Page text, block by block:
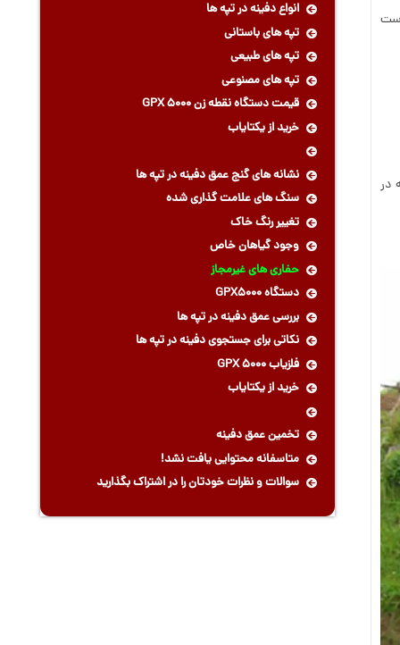
در
انواع دفینه در تپه ها
تپه های باستانی
تپه های طبیعی
تپه های مصنوعی
قیمت دستگاه نقطه زن GPX 5000
خرید از یکتایاب
نشانه های گنج عمق دفینه در تپه ها
سنگ های علامت گذاری شده
تغییر رنگ خاک
وجود گیاهان خاص
حفاری های غیرمجاز
دستگاه GPX5000
بررسی عمق دفینه در تپه ها
نکاتی برای جستجوی دفینه در تپه ها
فلزیاب GPX 5000
خرید از یکتایاب
تخمین عمق دفینه
متاسفانه محتوایی یافت نشد!
سوالات و نظرات خودتان را در اشتراک بگذارید